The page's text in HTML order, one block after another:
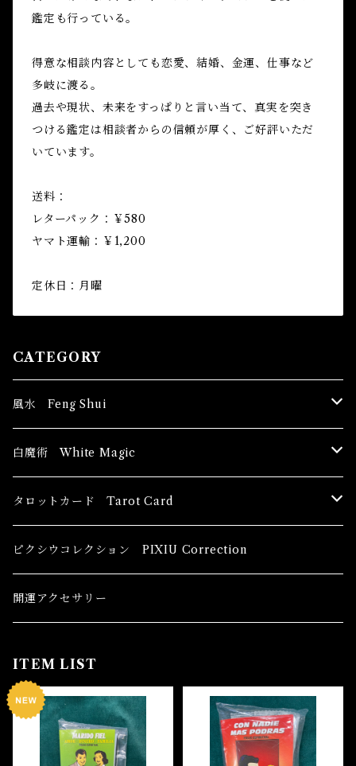
鑑定も行っている。
得意な相談内容としても恋愛、結婚、金運、仕事など
多岐に渡る。
過去や現状、未来をすっぱりと言い当て、真実を突き
つける鑑定は相談者からの信頼が厚く、ご好評いただ
いています。
送料：
レターパック：￥580
ヤマト運輸：￥1,200
定休日：月曜
CATEGORY
風水 Feng Shui
ブッダ Buddha
恋愛運
健康運 Health
金運 Money
キーチェーン
金運 Money
干支風水置き物
白魔術 White Magic
香油 Oils
恋愛 Love
金運 Money
スピリチュアル Spiritual
自己実現 Self-realization
キャンドル Candles
恋愛 Love
自己実現 Self-Realization
仕事 Job
線香 Stick Incense
仕事金運 Money
恋愛 Love
パウダー Magical Powder
バス＆フロアウォッシュ Bath&Floor Wash
タロットカード Tarot Card
初心者向け For The Beginners
中級者向け
ピクシウコレクション PIXIU Correction
開運アクセサリー
ITEM LIST